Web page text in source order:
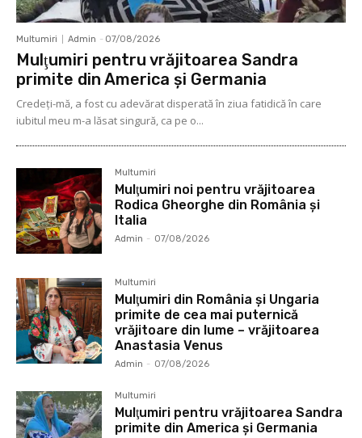
Multumiri Admin - 07/08/2026
Mulţumiri pentru vrăjitoarea Sandra
primite din America și Germania
Credeți-mă, a fost cu adevărat disperată în ziua fatidică în care
iubitul meu m-a lăsat singură, ca pe o...
Multumiri
Mulţumiri noi pentru vrăjitoarea
Rodica Gheorghe din România și
Italia
Admin - 07/08/2026
Multumiri
Mulţumiri din România și Ungaria
primite de cea mai puternică
vrăjitoare din lume – vrăjitoarea
Anastasia Venus
Admin - 07/08/2026
Multumiri
Mulţumiri pentru vrăjitoarea Sandra
primite din America și Germania